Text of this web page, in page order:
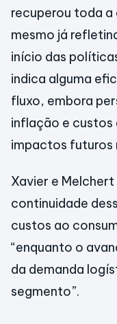
recuperou toda a
mesmo já
início das
indica alguma
fluxo, embora
inflação e custos
impactos futuros
Xavier e
continuidade
custos ao
“enquanto o
da demanda
segmento”.